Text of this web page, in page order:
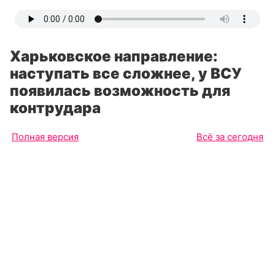
Харьковское направление:
наступать все сложнее, у ВСУ
появилась возможность для
контрудара
Полная версия Всё за сегодня